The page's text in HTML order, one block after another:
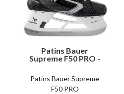
Patins Bauer
Supreme F50 PRO -
Patins Bauer Supreme
F50 PRO